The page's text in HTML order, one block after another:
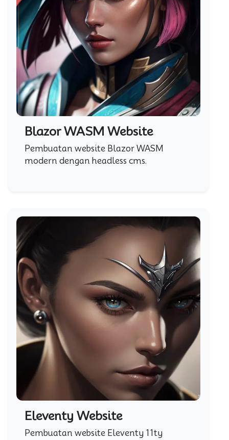
Blazor WASM Website
Pembuatan website Blazor WASM
modern dengan headless cms.
Eleventy Website
Pembuatan website Eleventy 11ty